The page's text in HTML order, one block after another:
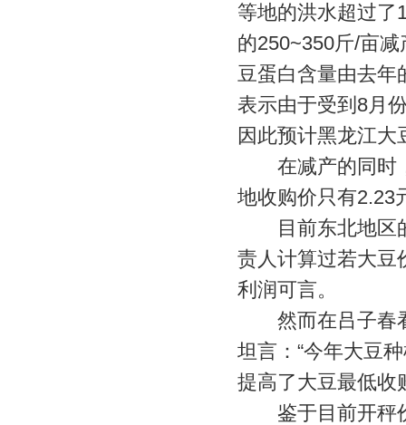
等地的洪水超过了
的250~350斤/亩
豆蛋白含量由去年
表示由于受到8月
因此预计黑龙江
在减产的同时，
地收购价只有2.23
目前东北地区的
责人计算过若大豆
利润可言。
然而在吕子春看
坦言：“今年大豆
提高了大豆最低收
鉴于目前开秤价